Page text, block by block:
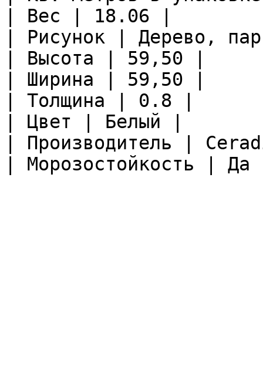
| Вес | 18.06 |
| Рисунок | Дерево,
| Высота | 59,50 |
| Ширина | 59,50 |
| Толщина | 0.8 |
| Цвет | Белый |
| Производитель |
| Морозостойкость |